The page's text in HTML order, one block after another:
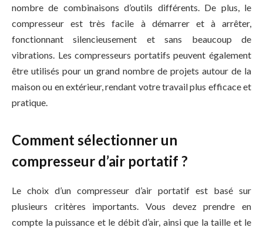
nombre de combinaisons d’outils différents. De plus, le
compresseur est très facile à démarrer et à arrêter,
fonctionnant silencieusement et sans beaucoup de
vibrations. Les compresseurs portatifs peuvent également
être utilisés pour un grand nombre de projets autour de la
maison ou en extérieur, rendant votre travail plus efficace et
pratique.
Comment sélectionner un
compresseur d’air portatif ?
Le choix d’un compresseur d’air portatif est basé sur
plusieurs critères importants. Vous devez prendre en
compte la puissance et le débit d’air, ainsi que la taille et le